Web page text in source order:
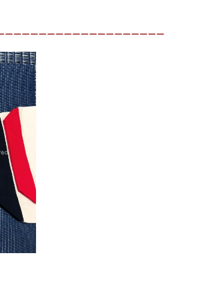
ーーーーーーーーーーーーーーーーーー